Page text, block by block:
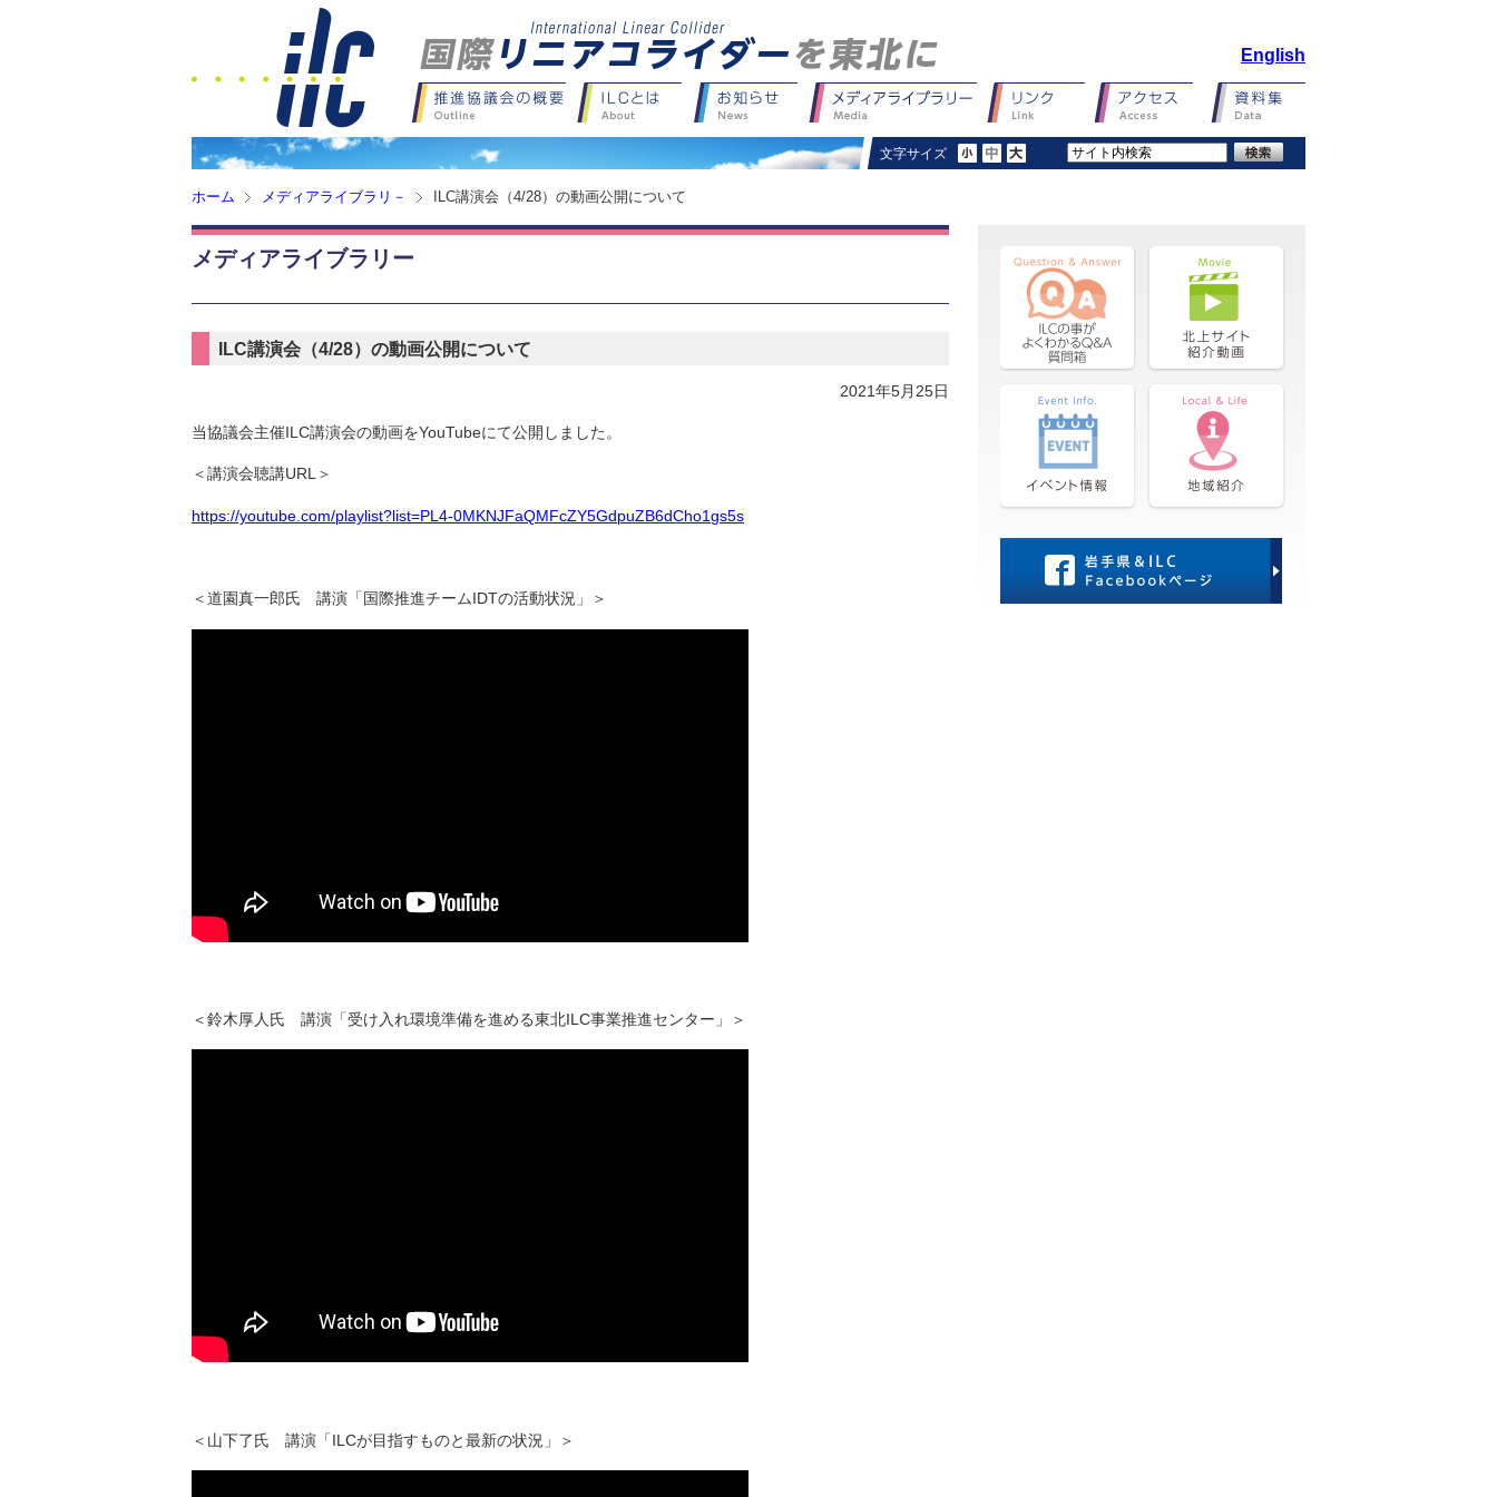
English
文字サイズ
ホーム メディアライブラリ－ ILC講演会（4/28）の動画公開について
メディアライブラリー
ILC講演会（4/28）の動画公開について
2021年5月25日
当協議会主催ILC講演会の動画をYouTubeにて公開しました。
＜講演会聴講URL＞
https://youtube.com/playlist?list=PL4-0MKNJFaQMFcZY5GdpuZB6dCho1gs5s
＜道園真一郎氏 講演「国際推進チームIDTの活動状況」＞
＜鈴木厚人氏 講演「受け入れ環境準備を進める東北ILC事業推進センター」＞
＜山下了氏 講演「ILCが目指すものと最新の状況」＞